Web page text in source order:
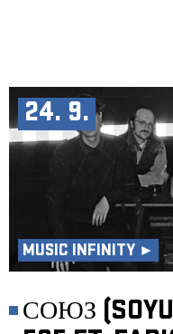
24. 9.
MUSIC INFINITY ►
СОЮЗ